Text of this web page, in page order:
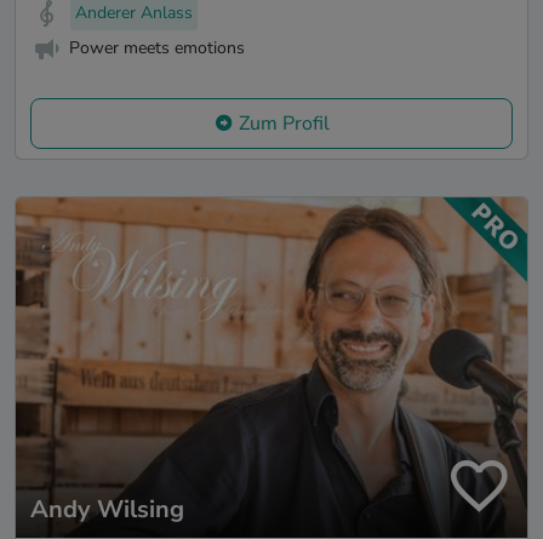
Anderer Anlass
Power meets emotions
Zum Profil
Andy Wilsing